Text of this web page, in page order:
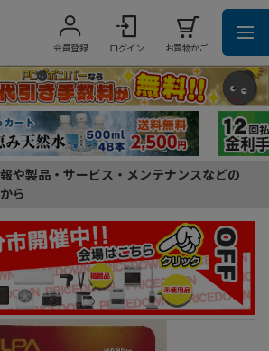
会員登録 ログイン お買物かご
や製品・サービス・メンテナンスなどの
ら